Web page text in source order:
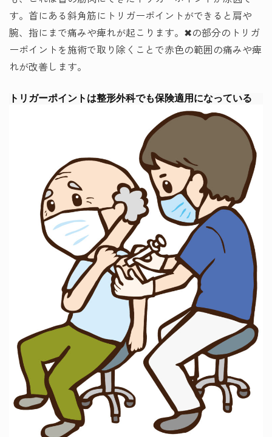
す。首にある斜角筋にトリガーポイントができると肩や
腕、指にまで痛みや痺れが起こります。✖の部分のトリガ
ーポイントを施術で取り除くことで赤色の範囲の痛みや痺
れが改善します。
トリガーポイントは整形外科でも保険適用になっている